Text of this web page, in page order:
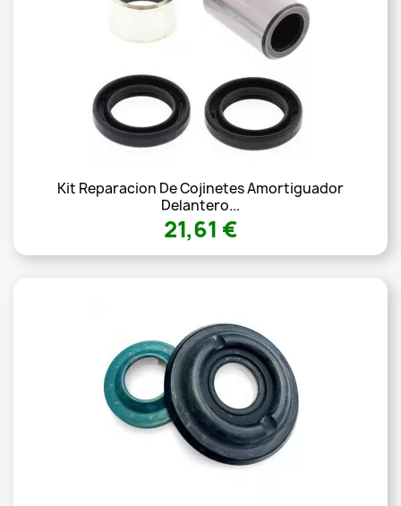
Kit Reparacion De Cojinetes Amortiguador
Delantero...
21,61 €